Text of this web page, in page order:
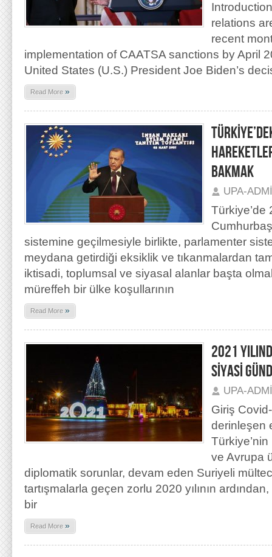
relations
recent
implementation of CAATSA sanctions by April
United States (U.S.) President Joe Biden’s
Read More »
BAKMAK
UPA-
Türkiye’de
sistemine geçilmesiyle birlikte, parlamenter
meydana getirdiği eksiklik ve tıkanmalardan
iktisadi, toplumsal ve siyasal alanlar başta
müreffeh bir ülke koşullarının
Read More »
2021
SİYASİ
UPA-
Giriş
derinleşen
ve Avrupa
diplomatik sorunlar, devam eden Suriyeli
tartışmalarla geçen zorlu 2020 yılının
bir
Read More »